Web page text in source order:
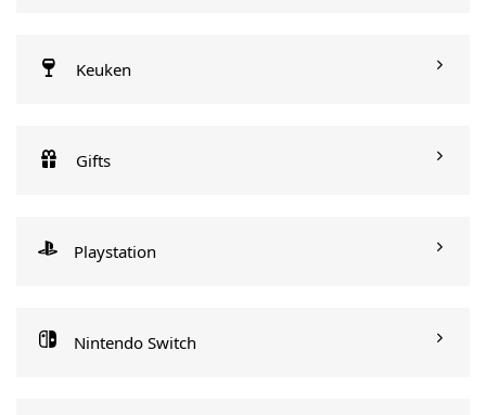
Keuken
Gifts
Playstation
Nintendo Switch